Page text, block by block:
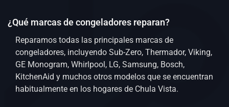
¿Qué marcas de congeladores reparan?
Reparamos todas las principales marcas de
congeladores, incluyendo Sub-Zero, Thermador, Viking,
GE Monogram, Whirlpool, LG, Samsung, Bosch,
KitchenAid y muchos otros modelos que se encuentran
habitualmente en los hogares de Chula Vista.